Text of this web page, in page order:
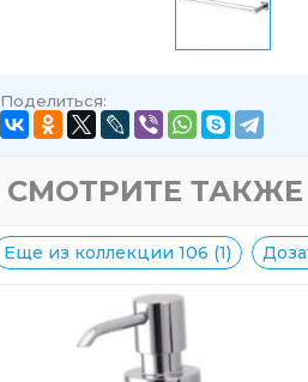
Поделиться:
СМОТРИТЕ ТАКЖЕ
Еще из коллекции 106 (1)